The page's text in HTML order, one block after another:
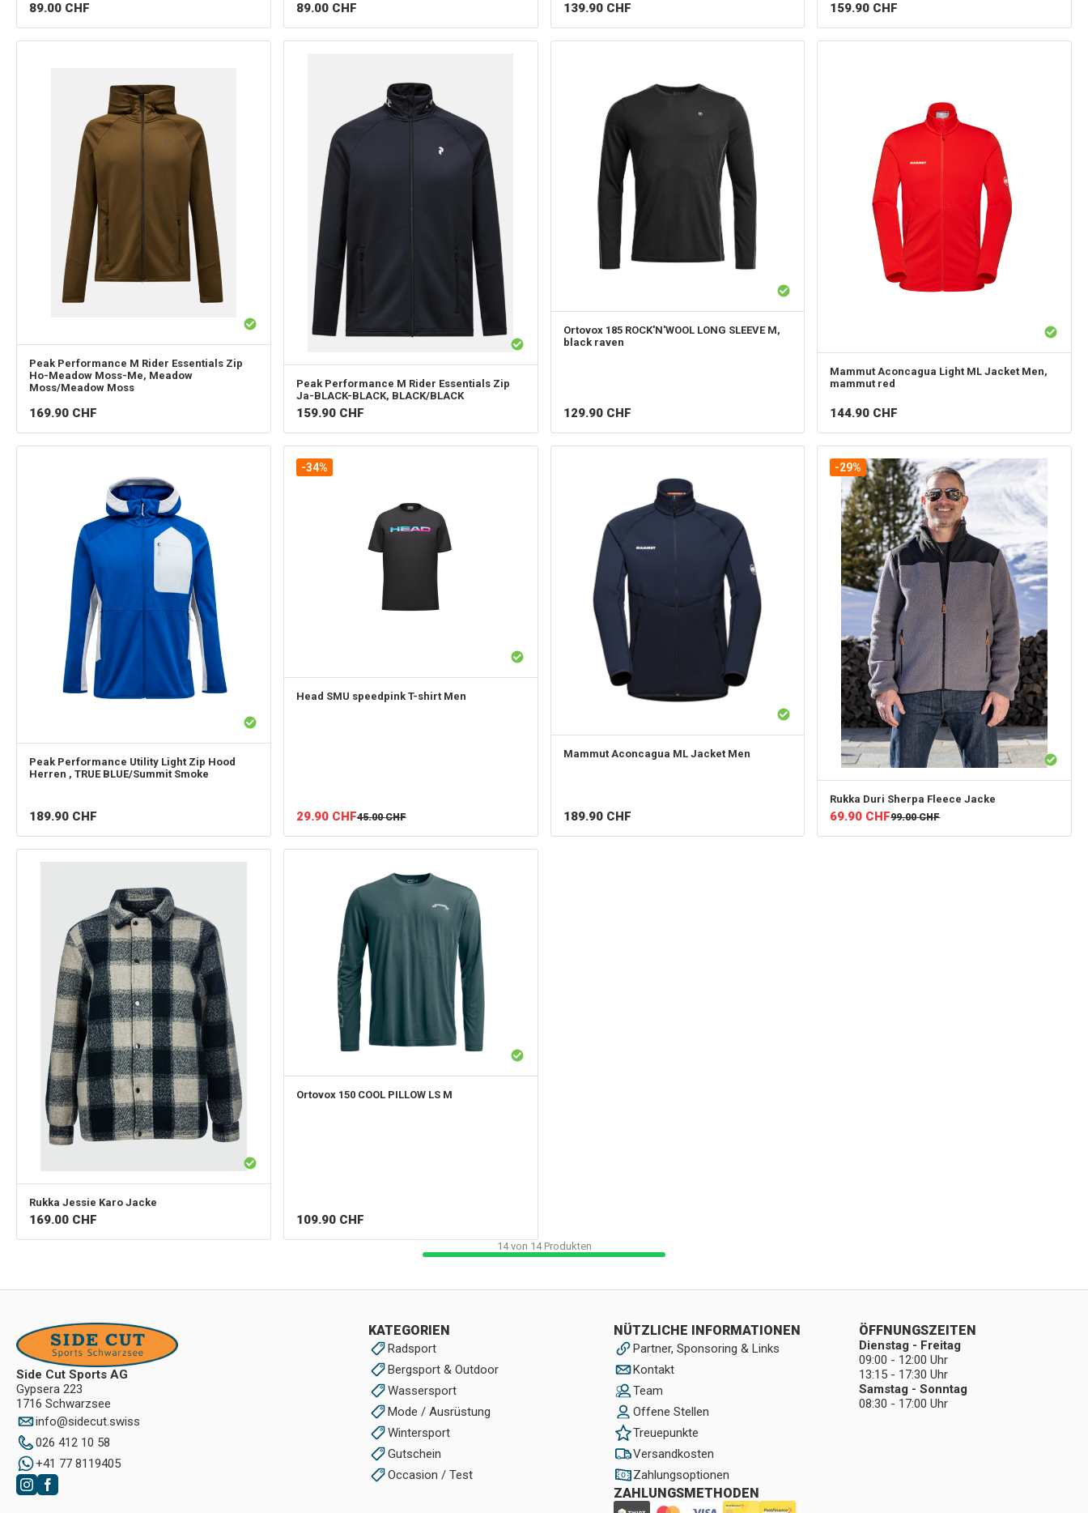
89.00 CHF 89.00 CHF 139.90 CHF 159.90 CHF
Peak Performance M Rider Essentials Zip
Ho-Meadow Moss-Me, Meadow
Moss/Meadow Moss
169.90 CHF
Peak Performance M Rider Essentials Zip
Ja-BLACK-BLACK, BLACK/BLACK
159.90 CHF
Ortovox 185 ROCK'N'WOOL LONG SLEEVE M,
black raven
129.90 CHF
Mammut Aconcagua Light ML Jacket Men,
mammut red
144.90 CHF
Peak Performance Utility Light Zip Hood
Herren , TRUE BLUE/Summit Smoke
189.90 CHF
-34%
Head SMU speedpink T-shirt Men
29.90 CHF45.00 CHF
Mammut Aconcagua ML Jacket Men
189.90 CHF
-29%
Rukka Duri Sherpa Fleece Jacke
69.90 CHF99.00 CHF
Rukka Jessie Karo Jacke
169.00 CHF
Ortovox 150 COOL PILLOW LS M
109.90 CHF
14von 14Produkten
Side Cut Sports AG
Gypsera 223
1716 Schwarzsee
info@sidecut.swiss
026 412 10 58
+41 77 8119405
KATEGORIEN
Radsport
Bergsport & Outdoor
Wassersport
Mode / Ausrüstung
Wintersport
Gutschein
Occasion / Test
NÜTZLICHE INFORMATIONEN
Partner, Sponsoring & Links
Kontakt
Team
Offene Stellen
Treuepunkte
Versandkosten
Zahlungsoptionen
ZAHLUNGSMETHODEN
ÖFFNUNGSZEITEN
Dienstag - Freitag
09:00 - 12:00 Uhr
13:15 - 17:30 Uhr
Samstag - Sonntag
08:30 - 17:00 Uhr